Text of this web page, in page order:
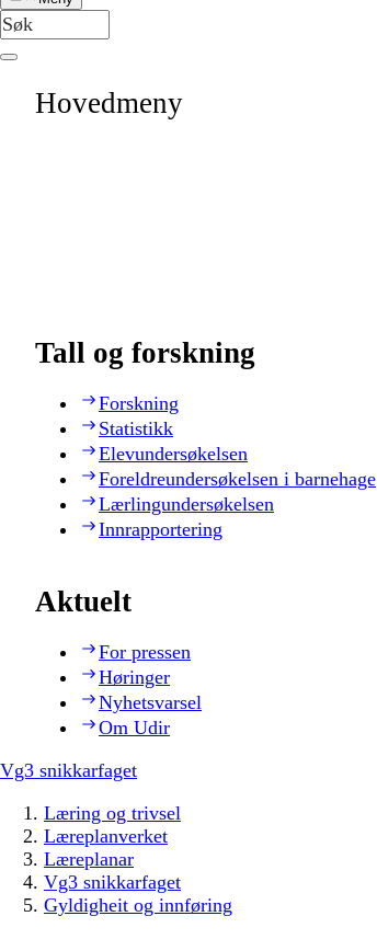
Hovedmeny
Tall og forskning
Forskning
Statistikk
Elevundersøkelsen
Foreldreundersøkelsen i barnehage
Lærlingundersøkelsen
Innrapportering
Aktuelt
For pressen
Høringer
Nyhetsvarsel
Om Udir
Vg3 snikkarfaget
Læring og trivsel
Læreplanverket
Læreplanar
Vg3 snikkarfaget
Gyldigheit og innføring